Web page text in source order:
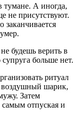
тумане. А иногда,
не присутствуют.
заканчивается
будешь верить в
больше нет.
ритуал
шарик,
Затем
отпуская и